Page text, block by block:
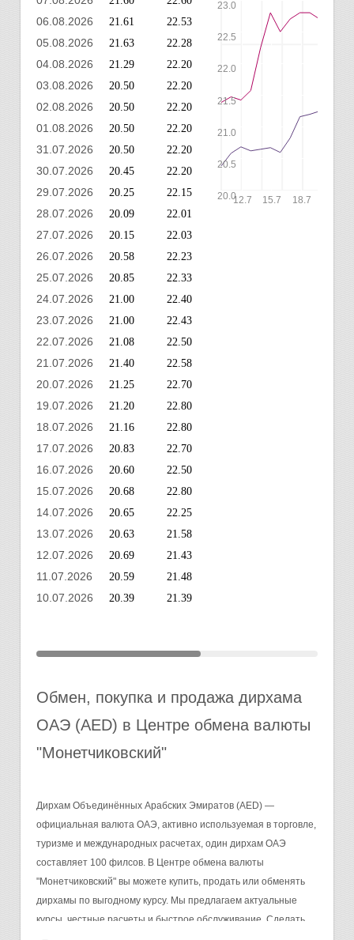
06.08.2026 21.61 22.53
05.08.2026 21.63 22.28
04.08.2026 21.29 22.20
03.08.2026 20.50 22.20
02.08.2026 20.50 22.20
01.08.2026 20.50 22.20
31.07.2026 20.50 22.20
30.07.2026 20.45 22.20
29.07.2026 20.25 22.15
28.07.2026 20.09 22.01
27.07.2026 20.15 22.03
26.07.2026 20.58 22.23
25.07.2026 20.85 22.33
24.07.2026 21.00 22.40
23.07.2026 21.00 22.43
22.07.2026 21.08 22.50
21.07.2026 21.40 22.58
20.07.2026 21.25 22.70
19.07.2026 21.20 22.80
18.07.2026 21.16 22.80
17.07.2026 20.83 22.70
16.07.2026 20.60 22.50
15.07.2026 20.68 22.80
14.07.2026 20.65 22.25
13.07.2026 20.63 21.58
12.07.2026 20.69 21.43
11.07.2026 20.59 21.48
10.07.2026 20.39 21.39
12.7 15.7 18.7
20.0
20.5
21.0
21.5
22.0
22.5
23.0
Обмен, покупка и продажа дирхама
ОАЭ (AED) в Центре обмена валюты
"Монетчиковский"
Дирхам Объединённых Арабских Эмиратов (AED) —
официальная валюта ОАЭ, активно используемая в торговле,
туризме и международных расчетах, один дирхам ОАЭ
составляет 100 филсов. В Центре обмена валюты
"Монетчиковский" вы можете купить, продать или обменять
дирхамы по выгодному курсу. Мы предлагаем актуальные
курсы, честные расчеты и быстрое обслуживание. Сделать